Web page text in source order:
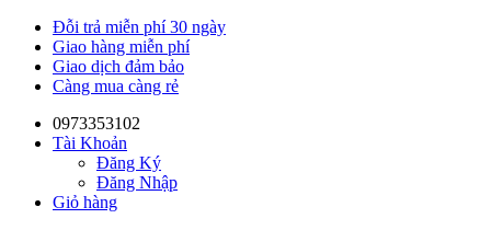
Đỗi trả miễn phí 30 ngày
Giao hàng miễn phí
Giao dịch đảm bảo
Càng mua càng rẻ
0973353102
Tài Khoản
Đăng Ký
Đăng Nhập
Giỏ hàng